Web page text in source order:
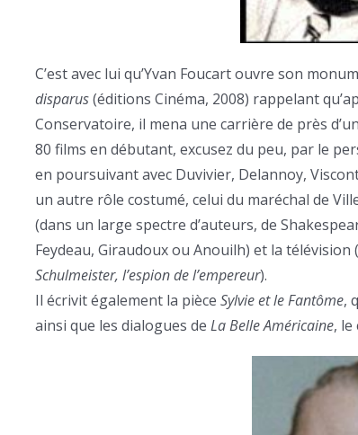
C’est avec lui qu’Yvan Foucart ouvre son
disparus(éditions Cinéma, 2008) rappelant
Conservatoire, il mena une carrière de près
80 films en débutant, excusez du peu, par le
en poursuivant avec Duvivier, Delannoy,
un autre rôle costumé, celui du maréchal de
(dans un large spectre d’auteurs, de
Feydeau, Giraudoux ou Anouilh) et la
Schulmeister, l’espion de l’empereur).
Il écrivit également la pièce Sylvie et le Fantôme,
ainsi que les dialogues de La Belle Américaine, le